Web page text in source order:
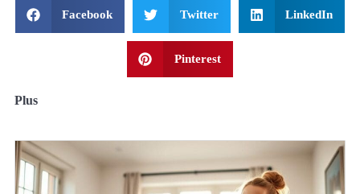
Facebook Twitter LinkedIn
Pinterest
Plus